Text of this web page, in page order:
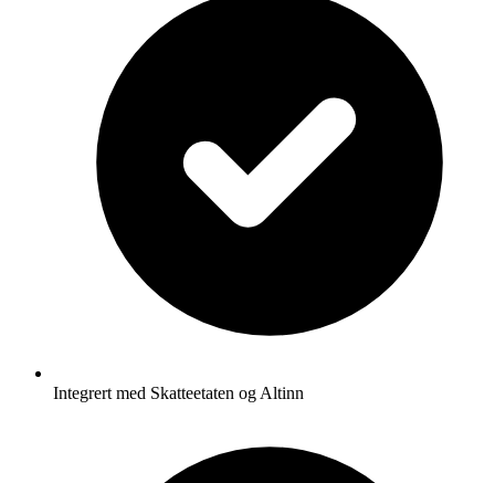
Integrert med Skatteetaten og Altinn